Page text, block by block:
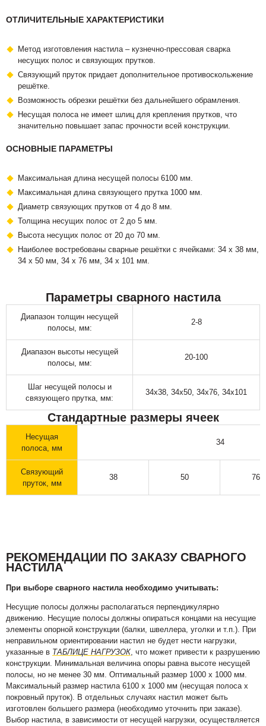
ОТЛИЧИТЕЛЬНЫЕ ХАРАКТЕРИСТИКИ
Метод изготовления настила – кузнечно-прессовая сварка
несущих полос и связующих прутков.
Связующий пруток придает дополнительное противоскольжение
решётке.
Возможность обрезки решётки без дальнейшего обрамления.
Несущая полоса не имеет шлиц для крепления прутков, что
значительно повышает запас прочности всей конструкции.
ОСНОВНЫЕ ПАРАМЕТРЫ
Максимальная длина несущей полосы 6100 мм.
Максимальная длина связующего прутка 1000 мм.
Диаметр связующих прутков от 4 до 8 мм.
Толщина несущих полос от 2 до 5 мм.
Высота несущих полос от 20 до 70 мм.
Наиболее востребованы сварные решётки с ячейками: 34 х 38 мм,
34 х 50 мм, 34 х 76 мм, 34 х 101 мм.
Параметры сварного настила
Диапазон толщин несущей
полосы, мм:
2-8
Диапазон высоты несущей
полосы, мм:
20-100
Шаг несущей полосы и
связующего прутка, мм:
34х38, 34х50, 34х76, 34х101
Стандартные размеры ячеек
Несущая
полоса, мм
34
Связующий
пруток, мм
38 50 76
РЕКОМЕНДАЦИИ ПО ЗАКАЗУ СВАРНОГО
НАСТИЛА
При выборе сварного настила необходимо учитывать:
Несущие полосы должны располагаться перпендикулярно
движению. Несущие полосы должны опираться концами на несущие
элементы опорной конструкции (балки, швеллера, уголки и т.п.). При
неправильном ориентировании настил не будет нести нагрузки,
указанные в ТАБЛИЦЕ НАГРУЗОК, что может привести к разрушению
конструкции. Минимальная величина опоры равна высоте несущей
полосы, но не менее 30 мм. Оптимальный размер 1000 х 1000 мм.
Максимальный размер настила 6100 х 1000 мм (несущая полоса х
покровный пруток). В отдельных случаях настил может быть
изготовлен большего размера (необходимо уточнить при заказе).
Выбор настила, в зависимости от несущей нагрузки, осуществляется